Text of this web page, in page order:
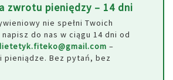
zwrotu pieniędzy – 14 dni
nie spełni Twoich
do nas w ciągu 14 dni od
–
pieniądze. Bez pytań, bez